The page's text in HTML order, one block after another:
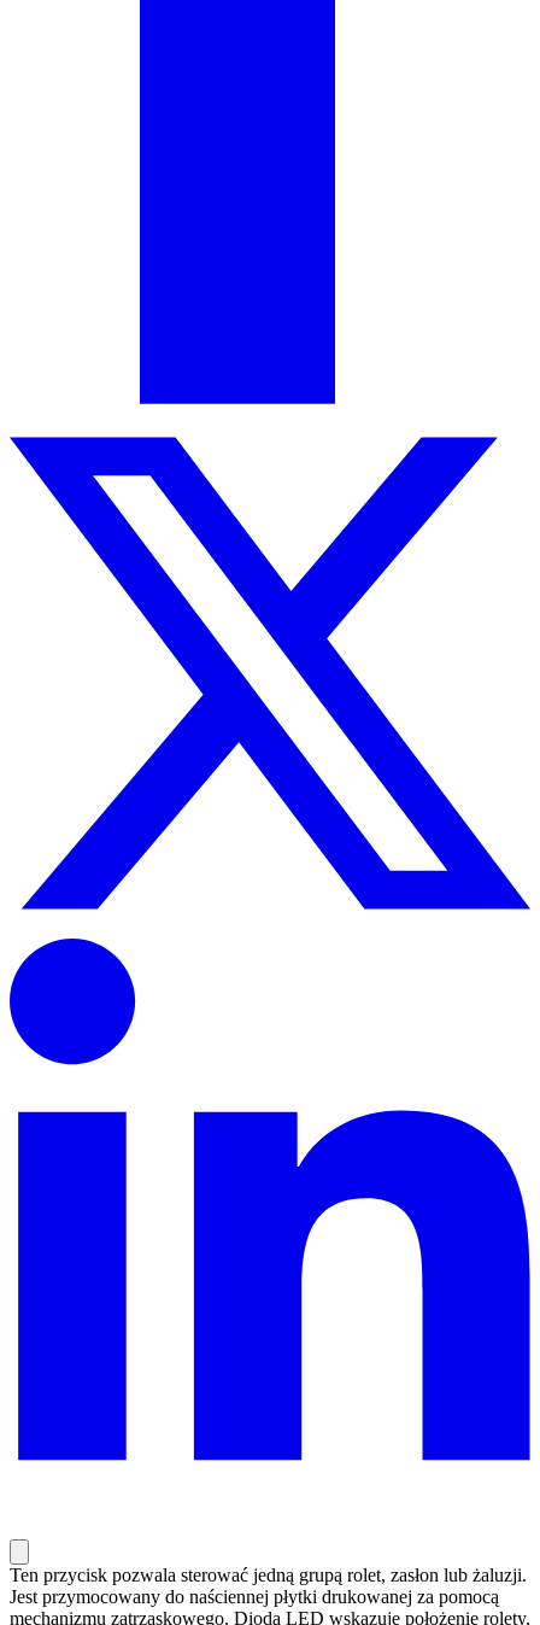
Ten przycisk pozwala sterować jedną grupą rolet, zasłon lub żaluzji.
Jest przymocowany do naściennej płytki drukowanej za pomocą
mechanizmu zatrzaskowego. Dioda LED wskazuje położenie rolety,